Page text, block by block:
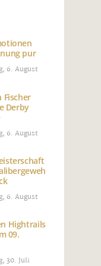
pur
6. August
Fischer
Derby
6. August
6. August
Hightrails
09.
30. Juli